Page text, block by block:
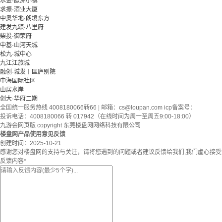
求振·酒业大厦
中奥华地·朗境东方
建发九颂·八里府
柴投·御荣府
中基·山河天城
松九·城中心
九江江旅城
融创·城发丨匡庐别院
中海国际社区
山居水岸
创大·华府二期
全国统一服务热线 4008180066转66 | 邮箱： cs@loupan.com icp备案号：
投诉电话：4008180066 转 017942（在线时间为周一至周五9:00-18:00）
九游会网页版 copyright 东莞楼盘网网络科技有限公司
楼盘网产品使用意见反馈
创建时间： 2025-10-21
感谢您对楼盘网的支持与关注，请将您遇到的问题或者建议反馈给我们,我们虚心接受
反馈内容*